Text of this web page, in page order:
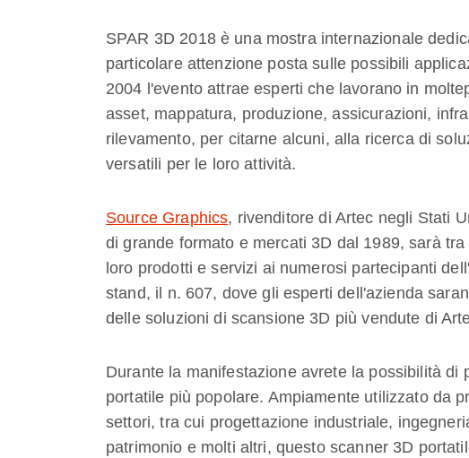
SPAR 3D 2018 è una mostra internazionale
particolare attenzione posta sulle possibili
2004 l'evento attrae esperti che lavorano in
asset, mappatura, produzione, assicurazioni,
rilevamento, per citarne alcuni, alla ricerca di
versatili per le loro attività.
Source Graphics, rivenditore di Artec negli Stati
di grande formato e mercati 3D dal 1989, sarà
loro prodotti e servizi ai numerosi partecipanti
stand, il n. 607, dove gli esperti dell'azienda
delle soluzioni di scansione 3D più vendute di
Durante la manifestazione avrete la possibilità di
portatile più popolare. Ampiamente utilizzato da
settori, tra cui progettazione industriale,
patrimonio e molti altri, questo scanner 3D